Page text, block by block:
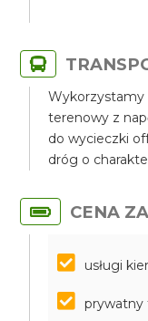
Wykorzystamy
terenowy z
do wycieczki
dróg o
CENA
usługi
prywatny